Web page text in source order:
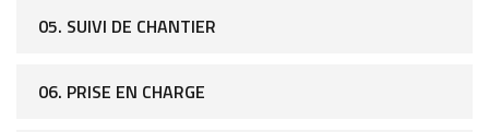
05. SUIVI DE CHANTIER
06. PRISE EN CHARGE